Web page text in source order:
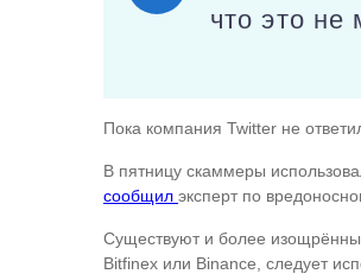
что это не
Пока компания Twitter не
В пятницу скаммеры
сообщил эксперт по
Существуют и более
Bitfinex или Binance, следует